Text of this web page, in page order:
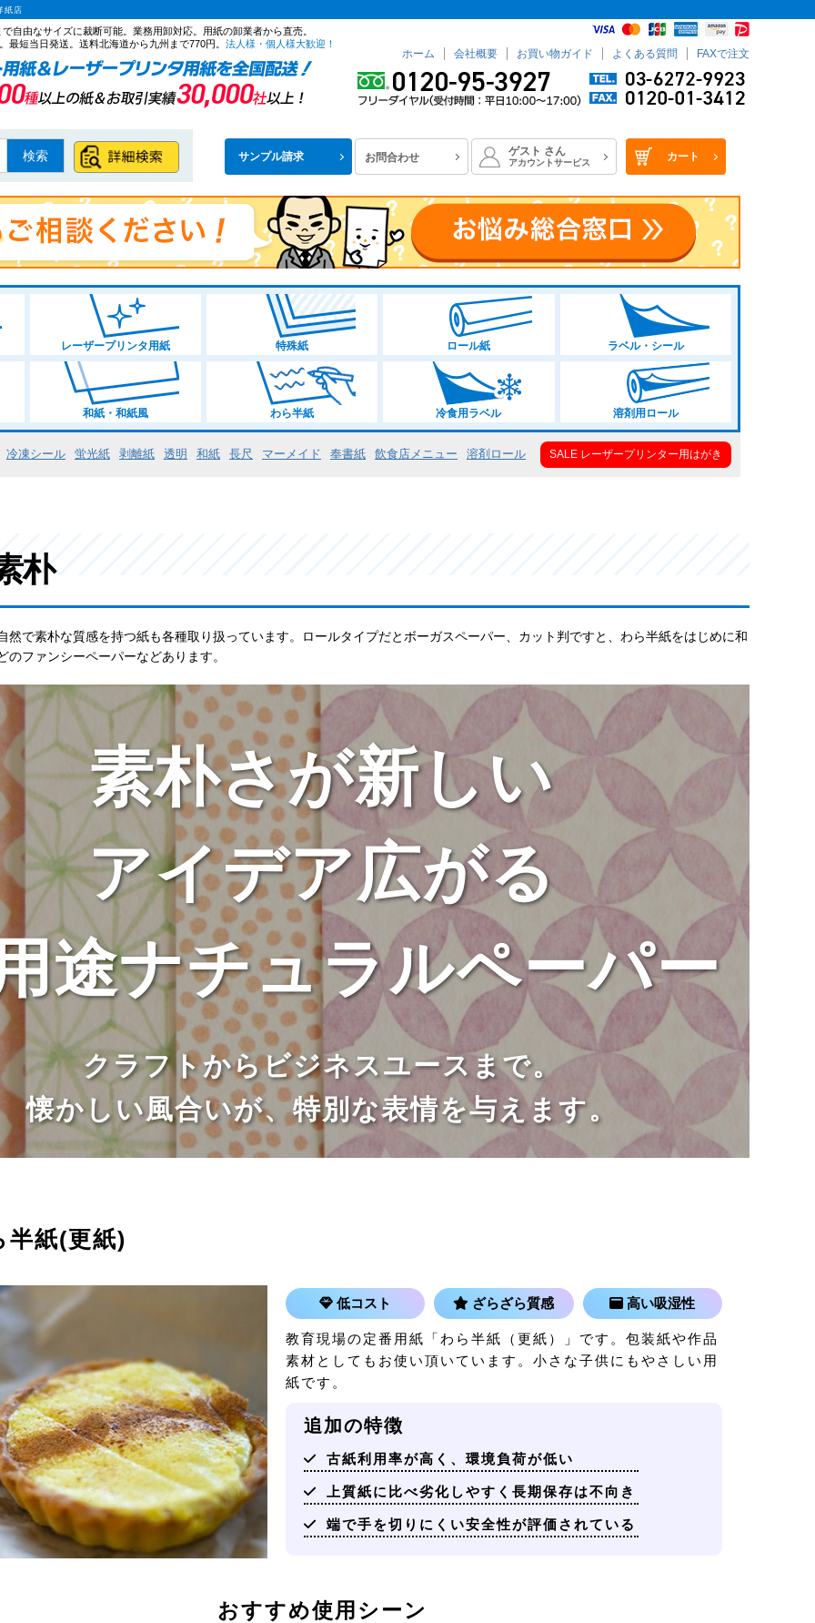
紙店
自由なサイズに裁断可能。業務用卸対応。用紙の卸業者から直売。
最短当日発送。送料北海道から九州まで770円。 法人様・個人様大歓迎！
ホーム 会社概要 お買い物ガイド よくある質問 FAXで注文
サンプル請求 お問合わせ ゲスト さん
アカウントサービス カート
検索
レーザープリンタ用紙 特殊紙 ロール紙 ラベル・シール
和紙・和紙風 わら半紙 冷食用ラベル 溶剤用ロール
冷凍シール 蛍光紙 剥離紙 透明 和紙 長尺 マーメイド 奉書紙 飲食店メニュー 溶剤ロール SALE レーザープリンター用はがき
朴
然で素朴な質感を持つ紙も各種取り扱っています。ロールタイプだとボーガスペーパー、カット判ですと、わら半紙をはじめに和
のファンシーペーパーなどあります。
素朴さが新しい
アイデア広がる
途ナチュラルペーパー
クラフトからビジネスユースまで。
懐かしい風合いが、特別な表情を与えます。
半紙(更紙)
低コスト ざらざら質感 高い吸湿性
教育現場の定番用紙「わら半紙（更紙）」です。包装紙や作品
素材としてもお使い頂いています。小さな子供にもやさしい用
紙です。
追加の特徴
古紙利用率が高く、環境負荷が低い
上質紙に比べ劣化しやすく長期保存は不向き
端で手を切りにくい安全性が評価されている
おすすめ使用シーン